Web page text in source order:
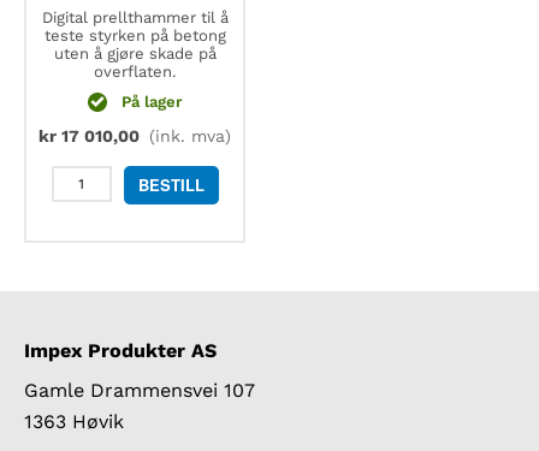
Digital prellthammer til å
teste styrken på betong
uten å gjøre skade på
overflaten.
På lager
kr 17 010,00 (ink. mva)
Digital
testhammer
BESTILL
Impex Produkter AS
Gamle Drammensvei 107
1363 Høvik